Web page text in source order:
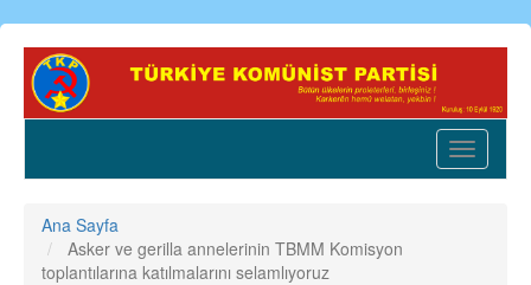
Ana
içeriğe
Toggle
Ana Sayfa
Asker ve gerilla annelerinin TBMM Komisyon
toplantılarına katılmalarını selamlıyoruz